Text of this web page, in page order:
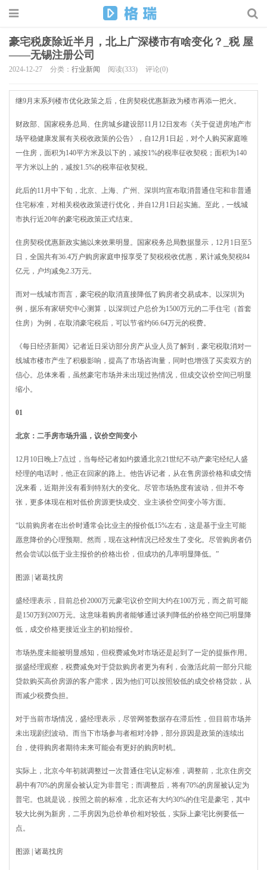
豪宅税废除近半月，北上广深楼市有啥变化？_税 屋
——无锡注册公司
2024-12-27 分类： 行业新闻 阅读(333) 评论(0)
继9月末系列楼市优化政策之后，住房契税优惠新政为楼市再添一把火。
财政部、国家税务总局、住房城乡建设部11月12日发布《关于促进房地产市
场平稳健康发展有关税收政策的公告》，自12月1日起，对个人购买家庭唯
一住房，面积为140平方米及以下的，减按1%的税率征收契税；面积为140
平方米以上的，减按1.5%的税率征收契税。
此后的11月中下旬，北京、上海、广州、深圳均宣布取消普通住宅和非普通
住宅标准，对相关税收政策进行优化，并自12月1日起实施。至此，一线城
市执行近20年的豪宅税政策正式结束。
住房契税优惠新政实施以来效果明显。国家税务总局数据显示，12月1日至5
日，全国共有36.4万户购房家庭申报享受了契税税收优惠，累计减免契税84
亿元，户均减免2.3万元。
而对一线城市而言，豪宅税的取消直接降低了购房者交易成本。以深圳为
例，据乐有家研究中心测算，以深圳过户总价为1500万元的二手住宅（首套
住房）为例，在取消豪宅税后，可以节省约66.64万元的税费。
《每日经济新闻》记者近日采访部分房产从业人员了解到，豪宅税取消对一
线城市楼市产生了积极影响，提高了市场咨询量，同时也增强了买卖双方的
信心。总体来看，虽然豪宅市场并未出现过热情况，但成交议价空间已明显
缩小。
01
北京：二手房市场升温，议价空间变小
12月10日晚上7点过，当每经记者如约拨通北京21世纪不动产豪宅经纪人盛
经理的电话时，他正在回家的路上。他告诉记者，从在售房源价格和成交情
况来看，近期并没有看到特别大的变化。尽管市场热度有波动，但并不夸
张，更多体现在相对低价房源更快成交、业主谈价空间变小等方面。
“以前购房者在出价时通常会比业主的报价低15%左右，这是基于业主可能
愿意降价的心理预期。然而，现在这种情况已经发生了变化。尽管购房者仍
然会尝试以低于业主报价的价格出价，但成功的几率明显降低。”
图源 | 诸葛找房
盛经理表示，目前总价2000万元豪宅议价空间大约在100万元，而之前可能
是150万到200万元。这意味着购房者能够通过谈判降低的价格空间已明显降
低，成交价格更接近业主的初始报价。
市场热度未能被明显感知，但税费减免对市场还是起到了一定的提振作用。
据盛经理观察，税费减免对于贷款购房者更为有利，会激活此前一部分只能
贷款购买高价房源的客户需求，因为他们可以按照较低的成交价格贷款，从
而减少税费负担。
对于当前市场情况，盛经理表示，尽管网签数据存在滞后性，但目前市场并
未出现剧烈波动。而当下市场参与者相对冷静，部分原因是政策的连续出
台，使得购房者期待未来可能会有更好的购房时机。
实际上，北京今年初就调整过一次普通住宅认定标准，调整前，北京住房交
易中有70%的房屋会被认定为非普宅；而调整后，将有70%的房屋被认定为
普宅。也就是说，按照之前的标准，北京还有大约30%的住宅是豪宅，其中
较大比例为新房，二手房因为总价单价相对较低，实际上豪宅比例要低一
点。
图源 | 诸葛找房